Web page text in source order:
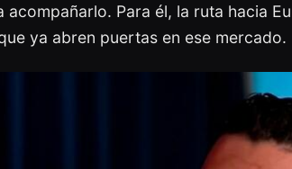
acompañarlo. Para él, la ruta hacia
ya abren puertas en ese mercado.